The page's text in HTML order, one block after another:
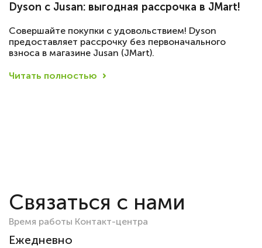
Dyson с Jusan: выгодная рассрочка в JMart!
Совершайте покупки с удовольствием! Dyson
предоставляет рассрочку без первоначального
взноса в магазине Jusan (JMart).
Читать полностью
Связаться с нами
Время работы Контакт-центра
Ежедневно